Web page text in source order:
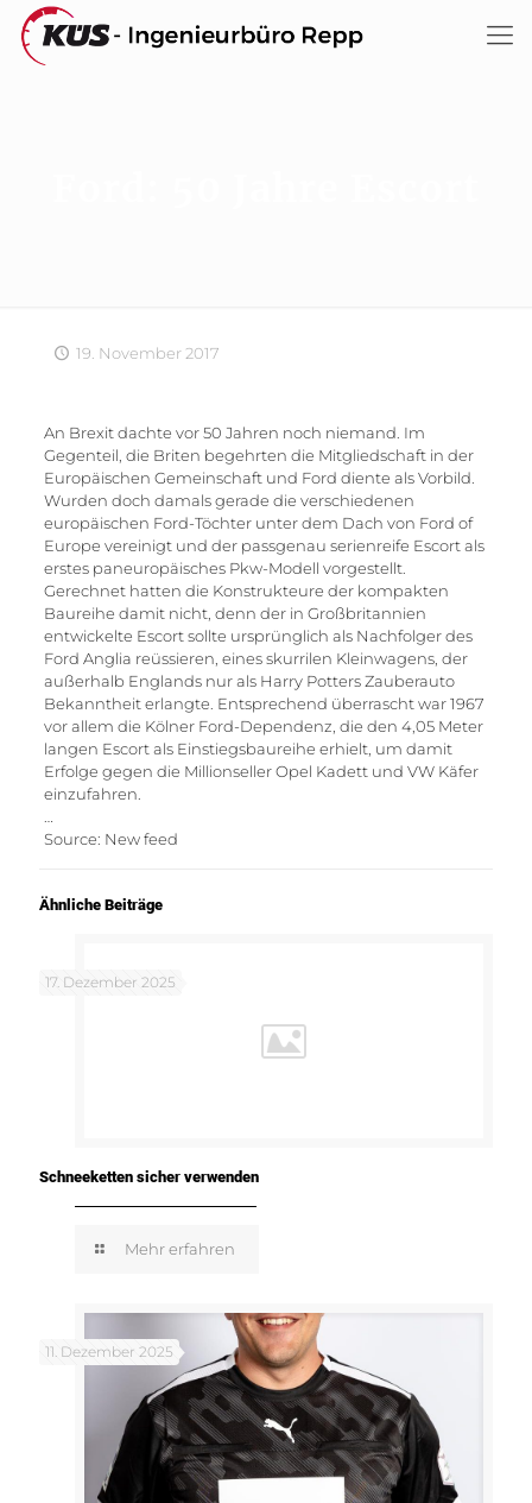
19. November 2017
An Brexit dachte vor 50 Jahren noch niemand. Im
Gegenteil, die Briten begehrten die Mitgliedschaft in der
Europäischen Gemeinschaft und Ford diente als Vorbild.
Wurden doch damals gerade die verschiedenen
europäischen Ford-Töchter unter dem Dach von Ford of
Europe vereinigt und der passgenau serienreife Escort als
erstes paneuropäisches Pkw-Modell vorgestellt.
Gerechnet hatten die Konstrukteure der kompakten
Baureihe damit nicht, denn der in Großbritannien
entwickelte Escort sollte ursprünglich als Nachfolger des
Ford Anglia reüssieren, eines skurrilen Kleinwagens, der
außerhalb Englands nur als Harry Potters Zauberauto
Bekanntheit erlangte. Entsprechend überrascht war 1967
vor allem die Kölner Ford-Dependenz, die den 4,05 Meter
langen Escort als Einstiegsbaureihe erhielt, um damit
Erfolge gegen die Millionseller Opel Kadett und VW Käfer
einzufahren.
Source: New feed
Ähnliche Beiträge
17. Dezember 2025
Schneeketten sicher verwenden
Mehr erfahren
11. Dezember 2025